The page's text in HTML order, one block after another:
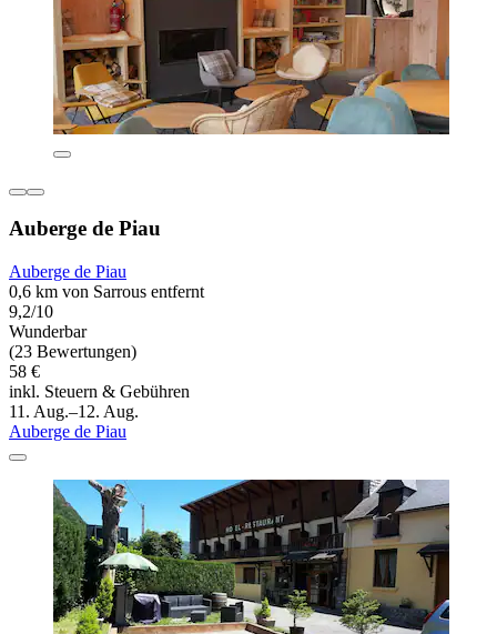
Auberge de Piau
Auberge de Piau
0,6 km von Sarrous entfernt
9,2/10
Wunderbar
(23 Bewertungen)
58 €
inkl. Steuern & Gebühren
11. Aug.–12. Aug.
Auberge de Piau